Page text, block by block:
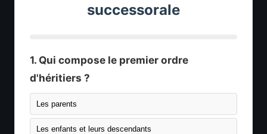
successorale
1. Qui compose le premier ordre
d'héritiers ?
Les parents
Les enfants et leurs descendants